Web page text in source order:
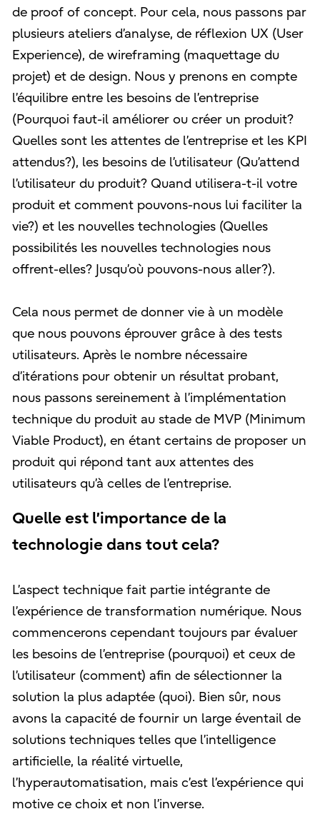
de proof of concept. Pour cela, nous passons par
plusieurs ateliers d’analyse, de réflexion UX (User
Experience), de wireframing (maquettage du
projet) et de design. Nous y prenons en compte
l’équilibre entre les besoins de l’entreprise
(Pourquoi faut-il améliorer ou créer un produit?
Quelles sont les attentes de l’entreprise et les KPI
attendus?), les besoins de l’utilisateur (Qu’attend
l’utilisateur du produit? Quand utilisera-t-il votre
produit et comment pouvons-nous lui faciliter la
vie?) et les nouvelles technologies (Quelles
possibilités les nouvelles technologies nous
offrent-elles? Jusqu’où pouvons-nous aller?).
Cela nous permet de donner vie à un modèle
que nous pouvons éprouver grâce à des tests
utilisateurs. Après le nombre nécessaire
d’itérations pour obtenir un résultat probant,
nous passons sereinement à l’implémentation
technique du produit au stade de MVP (Minimum
Viable Product), en étant certains de proposer un
produit qui répond tant aux attentes des
utilisateurs qu’à celles de l’entreprise.
Quelle est l’importance de la
technologie dans tout cela?
L’aspect technique fait partie intégrante de
l’expérience de transformation numérique. Nous
commencerons cependant toujours par évaluer
les besoins de l’entreprise (pourquoi) et ceux de
l’utilisateur (comment) afin de sélectionner la
solution la plus adaptée (quoi). Bien sûr, nous
avons la capacité de fournir un large éventail de
solutions techniques telles que l’intelligence
artificielle, la réalité virtuelle,
l’hyperautomatisation, mais c’est l’expérience qui
motive ce choix et non l’inverse.